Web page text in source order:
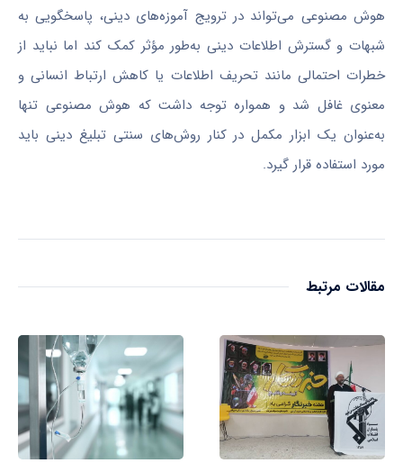
هوش مصنوعی می‌تواند در ترویج آموزه‌های دینی، پاسخگویی به
شبهات و گسترش اطلاعات دینی به‌طور مؤثر کمک کند اما نباید از
خطرات احتمالی مانند تحریف اطلاعات یا کاهش ارتباط انسانی و
معنوی غافل شد و همواره توجه داشت که هوش مصنوعی تنها
به‌عنوان یک ابزار مکمل در کنار روش‌های سنتی تبلیغ دینی باید
مورد استفاده قرار گیرد.
مقالات مرتبط